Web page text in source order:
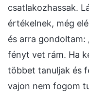
csatlakozhassak.
értékelnek, még
és arra gondoltam:
fényt vet rám. Ha
többet tanuljak és
vajon nem fogom